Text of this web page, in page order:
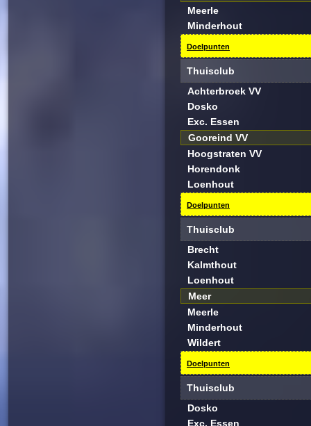
Meerle
Minderhout
Doelpunten
Thuisclub
Achterbroek VV
Dosko
Exc. Essen
Gooreind VV
Hoogstraten VV
Horendonk
Loenhout
Doelpunten
Thuisclub
Brecht
Kalmthout
Loenhout
Meer
Meerle
Minderhout
Wildert
Doelpunten
Thuisclub
Dosko
Exc. Essen